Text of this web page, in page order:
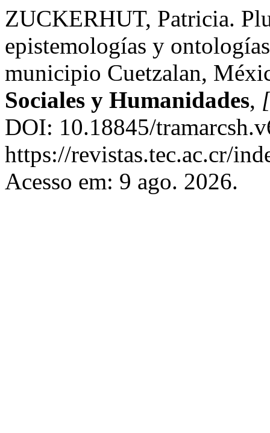
ZUCKERHUT, Patricia.
epistemologías y
municipio Cuetzalan,
Sociales y Humanidades,
DOI: 10.18845/
https://revistas.tec.ac.cr/
Acesso em: 9 ago. 2026.